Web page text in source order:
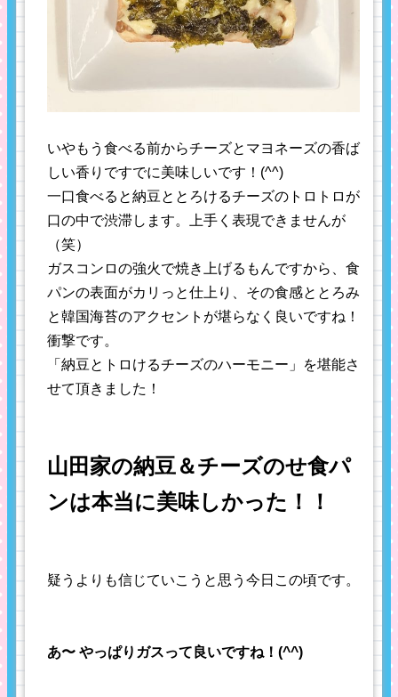
いやもう食べる前からチーズとマヨネーズの香ば
しい香りですでに美味しいです！(^^)
一口食べると納豆ととろけるチーズのトロトロが
口の中で渋滞します。上手く表現できませんが
（笑）
ガスコンロの強火で焼き上げるもんですから、食
パンの表面がカリっと仕上り、その食感ととろみ
と韓国海苔のアクセントが堪らなく良いですね！
衝撃です。
「納豆とトロけるチーズのハーモニー」を堪能さ
せて頂きました！
山田家の納豆＆チーズのせ食パ
ンは本当に美味しかった！！
疑うよりも信じていこうと思う今日この頃です。
あ〜 やっぱりガスって良いですね！(^^)